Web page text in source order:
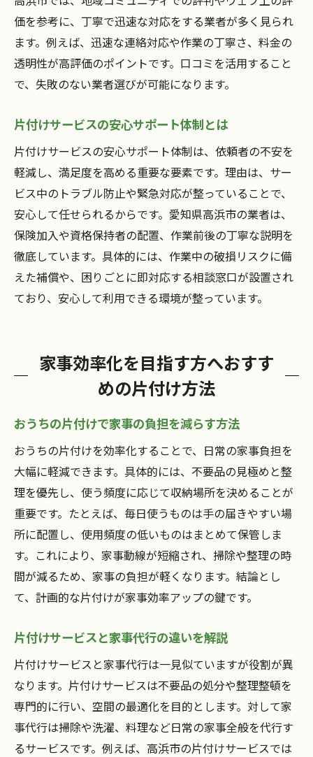
価を参考に、丁寧で迅速な対応をする業者が多く見られ
ます。例えば、迅速な連絡対応や作業の丁寧さ、料金の
透明性が高評価のポイントです。口コミを活用すること
で、失敗のない業者選びが可能になります。
片付けサービスの安心サポート体制とは
片付けサービスの安心サポート体制は、依頼者の不安を
軽減し、満足度を高める重要な要素です。理由は、サー
ビス中のトラブル防止や緊急対応が整っていることで、
安心して任せられるからです。愛知県高浜市の業者は、
保険加入や資格保持者の配置、作業前後の丁寧な説明を
徹底しています。具体的には、作業中の破損リスクに備
えた補償や、困りごとに即対応する相談窓口が設置され
ており、安心して利用できる環境が整っています。
家事効率化を目指す方へおすす
めの片付け方法
おうちの片付けで家事の負担を減らす方法
おうちの片付けを効率化することで、日常の家事負担を
大幅に軽減できます。具体的には、不要品の見極めと整
理を優先し、使う頻度に応じて収納場所を決めることが
重要です。たとえば、毎日使うものは手の届きやすい場
所に配置し、使用頻度の低いものはまとめて保管しま
す。これにより、家事動線が短縮され、掃除や整理の時
間が減るため、家事の負担が軽くなります。結論とし
て、計画的な片付けが家事効率アップの鍵です。
片付けサービスと家事代行の違いを解説
片付けサービスと家事代行は一見似ていますが役割が異
なります。片付けサービスは不要品の処分や整理整頓を
専門的に行い、空間の最適化を目的とします。対して家
事代行は掃除や洗濯、料理など日常の家事全般を代行す
るサービスです。例えば、高浜市の片付けサービスでは